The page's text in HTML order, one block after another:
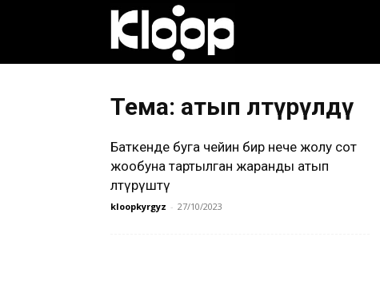
Тема: атып өлтүрүлдү
Баткенде буга чейин бир нече жолу сот
жообуна тартылган жаранды атып
өлтүрүштү
kloopkyrgyz - 27/10/2023